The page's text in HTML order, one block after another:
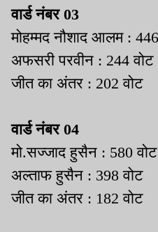
वार्ड नंबर 03
मोहम्मद नौशाद आलम :
अफसरी परवीन : 244 वोट
जीत का अंतर : 202 वोट
वार्ड नंबर 04
मो.सज्जाद हुसैन : 580 वोट
अल्ताफ हुसैन : 398 वोट
जीत का अंतर : 182 वोट